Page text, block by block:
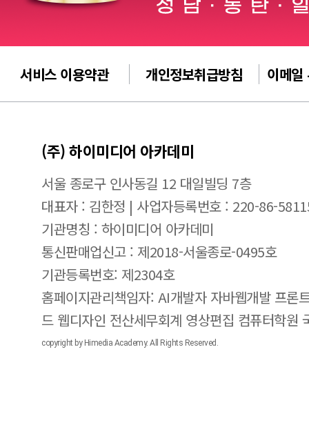
서비스 이용약관 개인정보취급방침 이메일
(주) 하이미디어 아카데미
서울 종로구 인사동길 12 대일빌딩 7층
대표자 : 김한정 | 사업자등록번호 : 220-86-
기관명칭 : 하이미디어 아카데미
통신판매업신고 : 제2018-서울종로-0495호
기관등록번호: 제2304호
홈페이지관리책임자: AI개발자 자바웹개발 프론
드 웹디자인 전산세무회계 영상편집 컴퓨터학원
copyright by Himedia Academy. All Rights Reserved.